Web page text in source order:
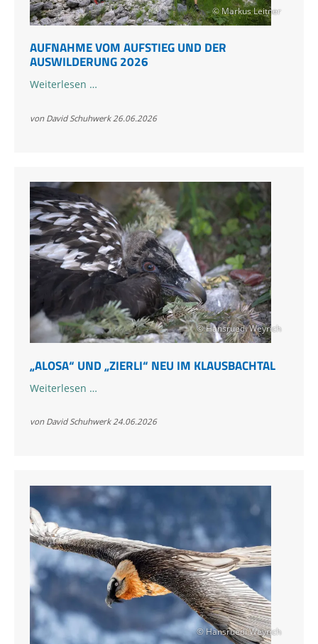
© Markus Leitner
AUFNAHME VOM AUFSTIEG UND DER
AUSWILDERUNG 2026
Weiterlesen …Aufnahme
Aufstieg
2026
von David Schuhwerk26.06.2026
© Hansruedi Weyrich
„ALOSA“ UND „ZIERLI“ NEU IM KLAUSBACHTAL
Weiterlesen …
„Zierli“
von David Schuhwerk24.06.2026
© Hansruedi Weyrich